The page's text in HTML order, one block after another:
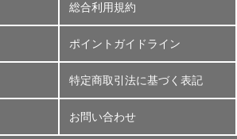
総合利用規約
ポイントガイドライン
特定商取引法に基づく表記
お問い合わせ